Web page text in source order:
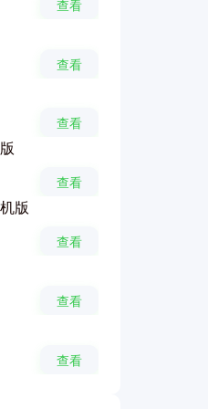
查看
查看
查看
查看
版
查看
查看
查看